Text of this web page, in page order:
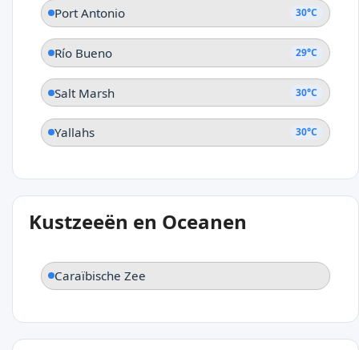
Port Antonio 30°C
Río Bueno 29°C
Salt Marsh 30°C
Yallahs 30°C
Kustzeeën en Oceanen
Caraïbische Zee